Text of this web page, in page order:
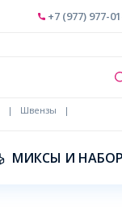
+7 (977) 977-
| Швензы
|
МИКСЫ И